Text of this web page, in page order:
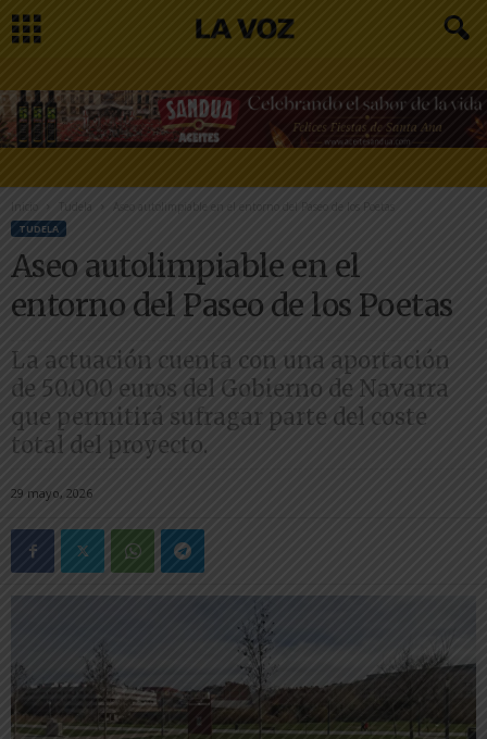
Inicio Tudela Aseo autolimpiable en el entorno del Paseo de los Poetas
TUDELA
Aseo autolimpiable en el
entorno del Paseo de los Poetas
La actuación cuenta con una aportación
de 50.000 euros del Gobierno de Navarra
que permitirá sufragar parte del coste
total del proyecto.
29 mayo, 2026